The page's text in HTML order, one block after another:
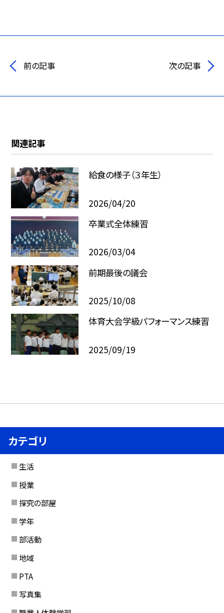
前の記事 次の記事
関連記事
給食の様子（３年生）
2026/04/20
卒業式全体練習
2026/03/04
前期最後の議会
2025/10/08
体育大会学級パフォーマンス練習
2025/09/19
カテゴリ
生活
授業
探究の部屋
学年
部活動
地域
PTA
写真集